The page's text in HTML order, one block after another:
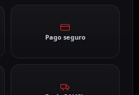
Pago seguro